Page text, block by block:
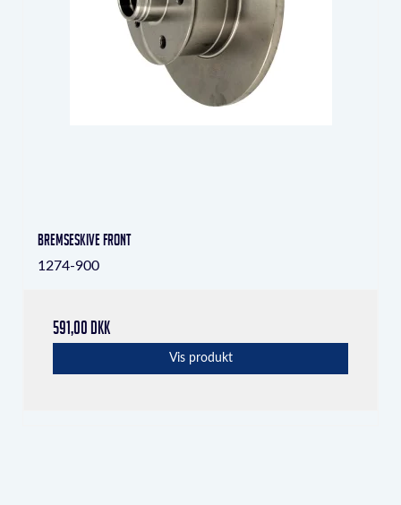
Bremseskive front
1274-900
591,00 DKK
Vis produkt